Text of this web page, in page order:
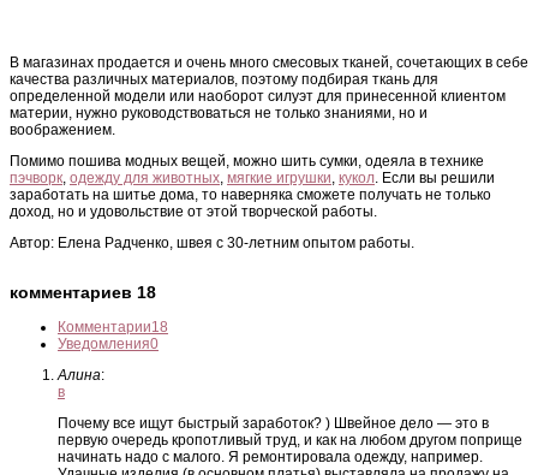
В магазинах продается и очень много смесовых тканей, сочетающих в себе
качества различных материалов, поэтому подбирая ткань для
определенной модели или наоборот силуэт для принесенной клиентом
материи, нужно руководствоваться не только знаниями, но и
воображением.
Помимо пошива модных вещей, можно шить сумки, одеяла в технике
пэчворк, одежду для животных, мягкие игрушки, кукол. Если вы решили
заработать на шитье дома, то наверняка сможете получать не только
доход, но и удовольствие от этой творческой работы.
Автор: Елена Радченко, швея с 30-летним опытом работы.
комментариев 18
Комментарии18
Уведомления0
Алина:
в
Почему все ищут быстрый заработок? ) Швейное дело — это в
первую очередь кропотливый труд, и как на любом другом поприще
начинать надо с малого. Я ремонтировала одежду, например.